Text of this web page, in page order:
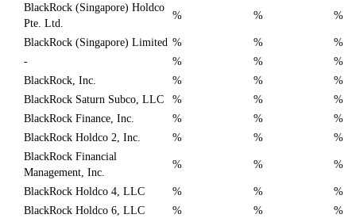
BlackRock (Singapore) Holdco
Pte. Ltd.
% % %
BlackRock (Singapore) Limited % %
%
-
% %
%
BlackRock, Inc.
% %
%
BlackRock Saturn Subco, LLC
% %
%
BlackRock Finance, Inc.
% %
%
BlackRock Holdco 2, Inc.
% %
%
BlackRock Financial
Management, Inc.
% % %
BlackRock Holdco 4, LLC % %
%
BlackRock Holdco 6, LLC
% %
%